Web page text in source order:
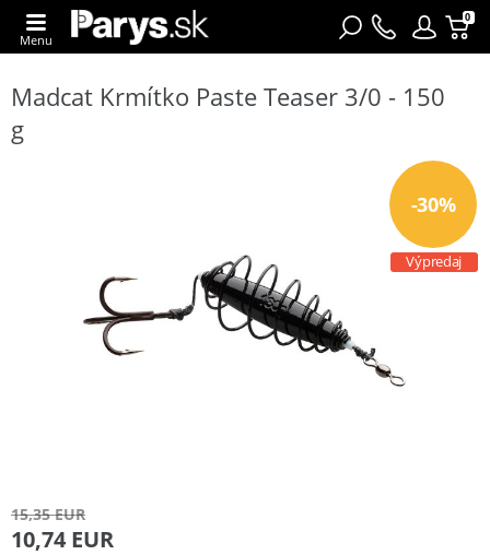
0
Menu
Madcat Krmítko Paste Teaser 3/0 - 150
g
-30%
Výpredaj
15,35 EUR
10,74 EUR